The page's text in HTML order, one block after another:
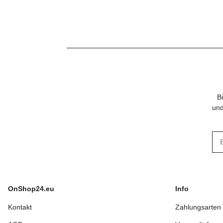
OnShop24.eu
Kontakt
Info
Zahlungsarten